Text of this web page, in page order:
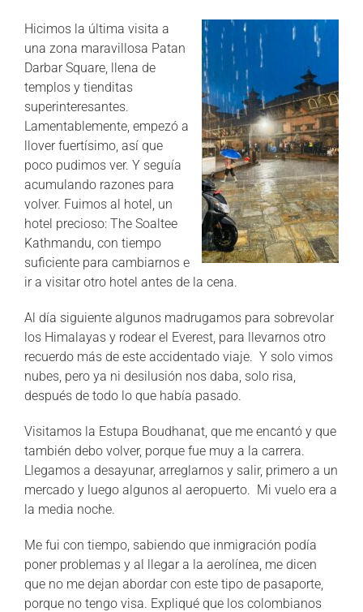
Hicimos la última visita a
una zona maravillosa Patan
Darbar Square, llena de
templos y tienditas
superinteresantes.
Lamentablemente, empezó a
llover fuertísimo, así que
poco pudimos ver. Y seguía
acumulando razones para
volver. Fuimos al hotel, un
hotel precioso: The Soaltee
Kathmandu, con tiempo
suficiente para cambiarnos e
ir a visitar otro hotel antes de la cena.
Al día siguiente algunos madrugamos para sobrevolar
los Himalayas y rodear el Everest, para llevarnos otro
recuerdo más de este accidentado viaje. Y solo vimos
nubes, pero ya ni desilusión nos daba, solo risa,
después de todo lo que había pasado.
Visitamos la Estupa Boudhanat, que me encantó y que
también debo volver, porque fue muy a la carrera.
Llegamos a desayunar, arreglarnos y salir, primero a un
mercado y luego algunos al aeropuerto. Mi vuelo era a
la media noche.
Me fui con tiempo, sabiendo que inmigración podía
poner problemas y al llegar a la aerolínea, me dicen
que no me dejan abordar con este tipo de pasaporte,
porque no tengo visa. Expliqué que los colombianos